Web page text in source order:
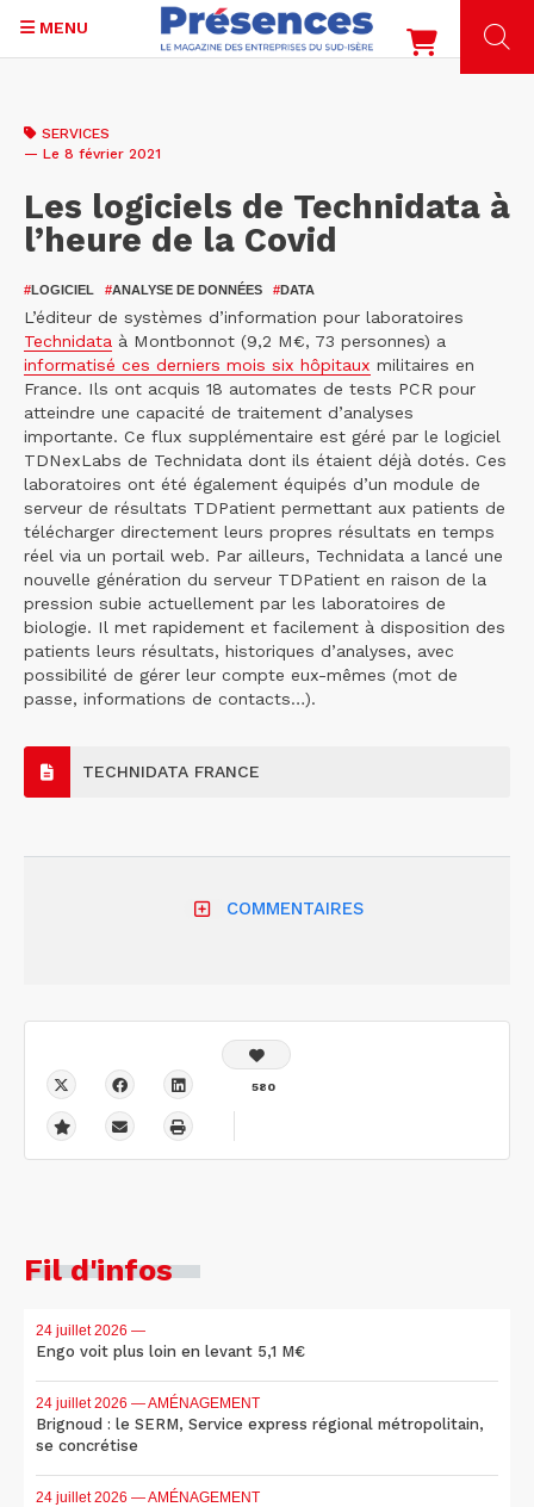
contenu
MENU
SERVICES
— Le 8 février 2021
Les logiciels de Technidata à
l’heure de la Covid
#LOGICIEL #ANALYSE DE DONNÉES #DATA
L’éditeur de systèmes d’information pour laboratoires
Technidata à Montbonnot (9,2 M€, 73 personnes) a
informatisé ces derniers mois six hôpitaux militaires en
France. Ils ont acquis 18 automates de tests PCR pour
atteindre une capacité de traitement d’analyses
importante. Ce flux supplémentaire est géré par le logiciel
TDNexLabs de Technidata dont ils étaient déjà dotés. Ces
laboratoires ont été également équipés d’un module de
serveur de résultats TDPatient permettant aux patients de
télécharger directement leurs propres résultats en temps
réel via un portail web. Par ailleurs, Technidata a lancé une
nouvelle génération du serveur TDPatient en raison de la
pression subie actuellement par les laboratoires de
biologie. Il met rapidement et facilement à disposition des
patients leurs résultats, historiques d’analyses, avec
possibilité de gérer leur compte eux-mêmes (mot de
passe, informations de contacts…).
TECHNIDATA FRANCE
COMMENTAIRES
580
Fil d'infos
24 juillet 2026 —
Engo voit plus loin en levant 5,1 M€
24 juillet 2026 — AMÉNAGEMENT
Brignoud : le SERM, Service express régional métropolitain,
se concrétise
24 juillet 2026 — AMÉNAGEMENT